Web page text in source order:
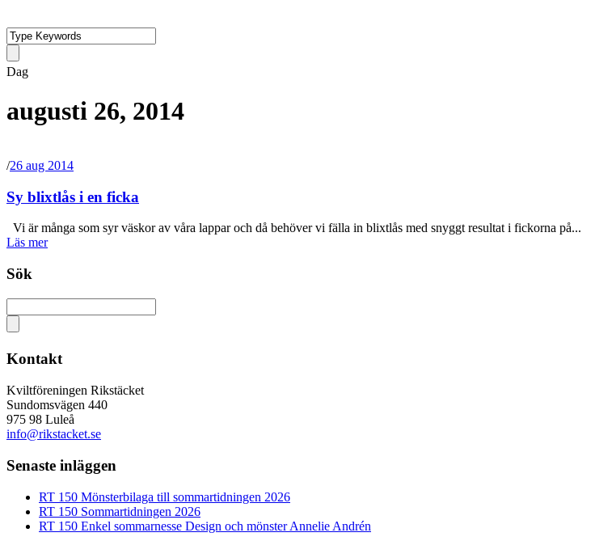
Dag
augusti 26, 2014
/26 aug 2014
Sy blixtlås i en ficka
Vi är många som syr väskor av våra lappar och då behöver vi fälla in blixtlås med snyggt resultat i fickorna på...
Läs mer
Sök
Kontakt
Kviltföreningen Rikstäcket
Sundomsvägen 440
975 98 Luleå
info@rikstacket.se
Senaste inläggen
RT 150 Mönsterbilaga till sommartidningen 2026
RT 150 Sommartidningen 2026
RT 150 Enkel sommarnesse Design och mönster Annelie Andrén